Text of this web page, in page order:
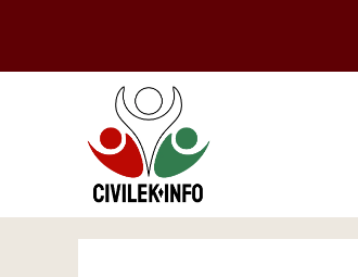
tartalomba